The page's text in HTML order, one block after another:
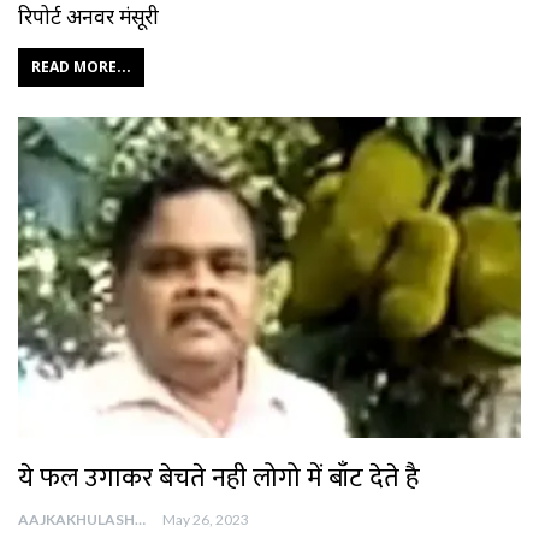
रिपोर्ट अनवर मंसूरी
READ MORE...
ये फल उगाकर बेचते नही लोगो में बाँट देते है
AAJKAKHULASHA May 26, 2023